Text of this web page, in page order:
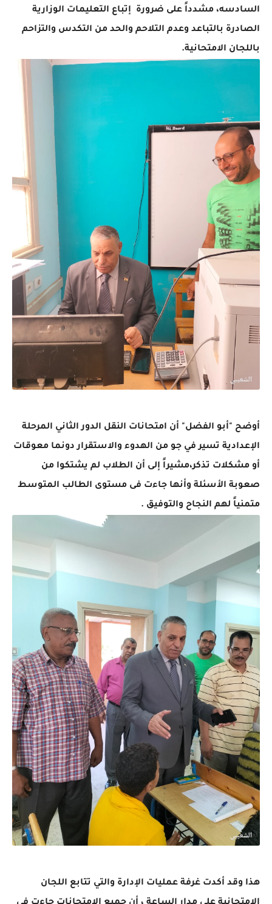
السادسه، مشدداً على ضرورة إتباع التعليمات الوزارية
الصادرة بالتباعد وعدم التلاحم والحد من التكدس والتزاحم
باللجان الامتحانية.
أوضح "أبو الفضل" أن امتحانات النقل الدور الثاني المرحلة
الإعدادية تسير في جو من الهدوء والاستقرار دونما معوقات
أو مشكلات تذكر،مشيراً إلى أن الطلاب لم يشتكوا من
صعوبة الأسئلة وأنها جاءت فى مستوى الطالب المتوسط
متمنياً لهم النجاح والتوفيق .
هذا وقد أكدت غرفة عمليات الإدارة والتي تتابع اللجان